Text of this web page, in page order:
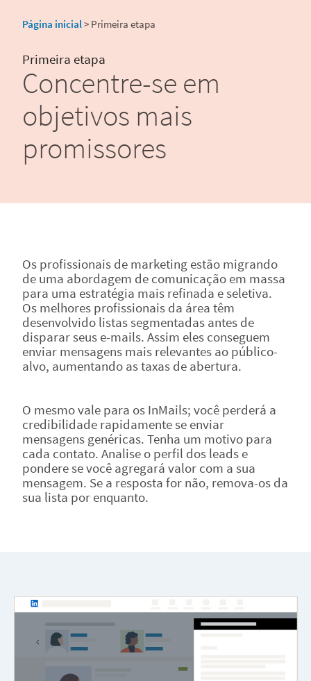
Página inicial> Primeira etapa
Primeira etapa
Concentre-se em
objetivos mais
promissores
Os profissionais de marketing estão migrando
de uma abordagem de comunicação em massa
para uma estratégia mais refinada e seletiva.
Os melhores profissionais da área têm
desenvolvido listas segmentadas antes de
disparar seus e-mails. Assim eles conseguem
enviar mensagens mais relevantes ao público-
alvo, aumentando as taxas de abertura.
O mesmo vale para os InMails; você perderá a
credibilidade rapidamente se enviar
mensagens genéricas. Tenha um motivo para
cada contato. Analise o perfil dos leads e
pondere se você agregará valor com a sua
mensagem. Se a resposta for não, remova-os da
sua lista por enquanto.